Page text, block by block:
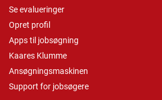
Se evalueringer
Opret profil
Apps til jobsøgning
Kaares Klumme
Ansøgningsmaskinen
Support for jobsøgere